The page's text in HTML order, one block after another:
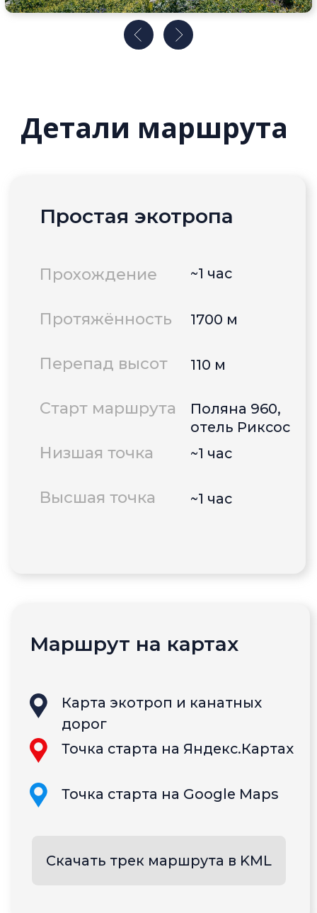
Старт маршрута
Поляна 960,
отель Риксос
~1 час
Карта экотроп и канатных
Точка старта на Google Maps
Остались вопросы?
Прогулки по экологическим
тропам с сопровождением
Другие